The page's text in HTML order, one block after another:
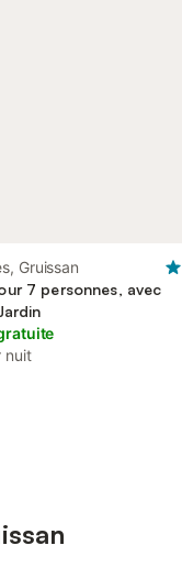
Gruissan
7 personnes, avec
nuit